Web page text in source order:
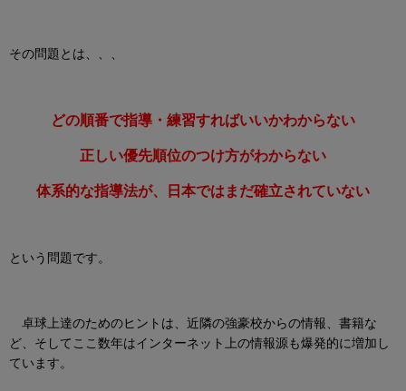
その問題とは、、、
どの順番で指導・練習すればいいかわからない
正しい優先順位のつけ方がわからない
体系的な指導法が、日本ではまだ確立されていない
という問題です。
卓球上達のためのヒントは、近隣の強豪校からの情報、書籍な
ど、そしてここ数年はインターネット上の情報源も爆発的に増加し
ています。